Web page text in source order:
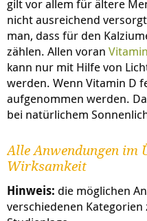
gilt vor allem für ältere
nicht ausreichend
man, dass für den
zählen. Allen voran
kann nur mit Hilfe von
werden. Wenn Vitamin D
aufgenommen werden.
bei natürlichem
Alle Anwendungen im
Wirksamkeit
Hinweis: die möglichen
verschiedenen